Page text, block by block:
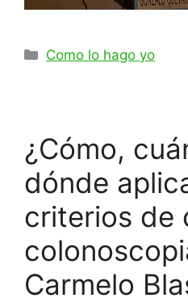
Como lo hago yo
¿Cómo,
dónde
criterios de
Carmelo